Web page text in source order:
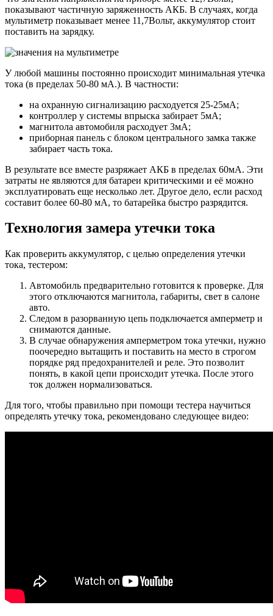
показывают частичную заряженность АКБ. В случаях, когда
мультиметр показывает менее 11,7Вольт, аккумулятор стоит
поставить на зарядку.
У любой машины постоянно происходит минимальная утечка
тока (в пределах 50-80 мА.). В частности:
на охранную сигнализацию расходуется 25-25мА;
контроллер у системы впрыска забирает 5мА;
магнитола автомобиля расходует 3мА;
приборная панель с блоком центрального замка также
забирает часть тока.
В результате все вместе разряжает АКБ в пределах 60мА. Эти
затраты не являются для батареи критическими и её можно
эксплуатировать еще несколько лет. Другое дело, если расход
составит более 60-80 мА, то батарейка быстро разрядится.
Технология замера утечки тока
Как проверить аккумулятор, с целью определения утечки
тока, тестером:
Автомобиль предварительно готовится к проверке. Для
этого отключаются магнитола, габариты, свет в салоне
авто.
Следом в разорванную цепь подключается амперметр и
снимаются данные.
В случае обнаружения амперметром тока утечки, нужно
поочередно вытащить и поставить на место в строгом
порядке ряд предохранителей и реле. Это позволит
понять, в какой цепи происходит утечка. После этого
ток должен нормализоваться.
Для того, чтобы правильно при помощи тестера научиться
определять утечку тока, рекомендовано следующее видео: